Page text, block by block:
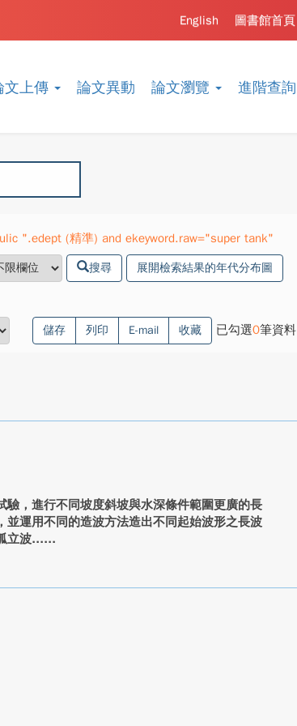
文上傳 論文異動 論文瀏覽 進階查詢
圖書館首頁
English
".edept (精準) and ekeyword.raw="super tank"
搜尋 展開檢索結果的年代分布圖
儲存 列印 E-mail 收藏 已勾選0筆資料
，進行不同坡度斜坡與水深條件範圍更廣的長
運用不同的造波方法造出不同起始波形之長波
立波...